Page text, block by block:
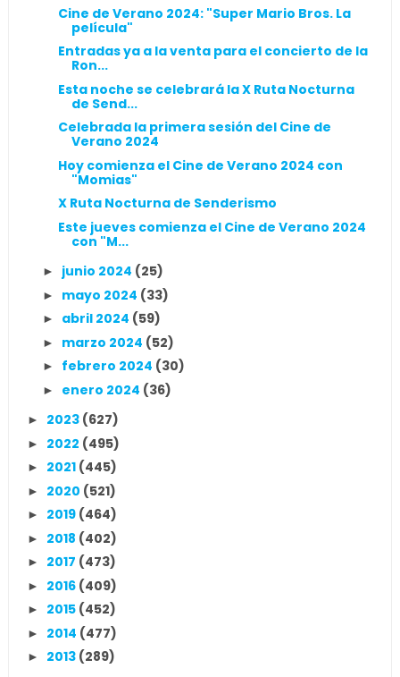
Cine de Verano 2024: "Super Mario Bros. La
película"
Entradas ya a la venta para el concierto de la
Ron...
Esta noche se celebrará la X Ruta Nocturna
de Send...
Celebrada la primera sesión del Cine de
Verano 2024
Hoy comienza el Cine de Verano 2024 con
"Momias"
X Ruta Nocturna de Senderismo
Este jueves comienza el Cine de Verano 2024
con "M...
► junio 2024 (25)
► mayo 2024 (33)
► abril 2024 (59)
► marzo 2024 (52)
► febrero 2024 (30)
► enero 2024 (36)
► 2023 (627)
► 2022 (495)
► 2021 (445)
► 2020 (521)
► 2019 (464)
► 2018 (402)
► 2017 (473)
► 2016 (409)
► 2015 (452)
► 2014 (477)
► 2013 (289)